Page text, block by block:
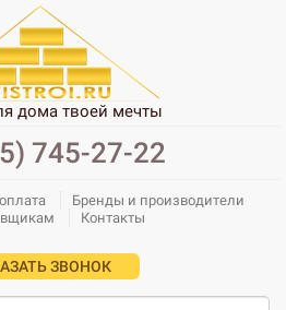
дома твоей мечты
745-27-22
Бренды и производители
Контакты
ЗВОНОК